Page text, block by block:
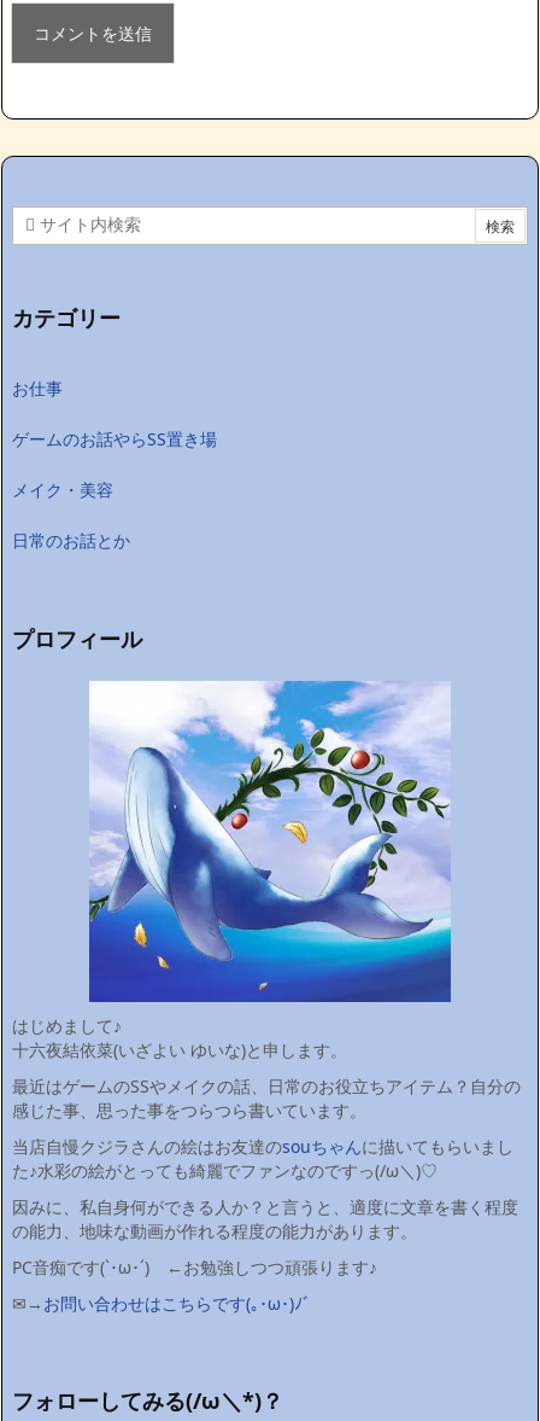
カテゴリー
お仕事
ゲームのお話やらSS置き場
メイク・美容
日常のお話とか
プロフィール
はじめまして♪
十六夜結依菜(いざよい ゆいな)と申します。
最近はゲームのSSやメイクの話、日常のお役立ちアイテム？自分の
感じた事、思った事をつらつら書いています。
当店自慢クジラさんの絵はお友達のsouちゃんに描いてもらいまし
た♪水彩の絵がとっても綺麗でファンなのですっ(/ω＼)♡
因みに、私自身何ができる人か？と言うと、適度に文章を書く程度
の能力、地味な動画が作れる程度の能力があります。
PC音痴です(`･ω･´)ゞ←お勉強しつつ頑張ります♪
✉→ お問い合わせはこちらです(｡･ω･)ﾉﾞ
フォローしてみる(/ω＼*)？